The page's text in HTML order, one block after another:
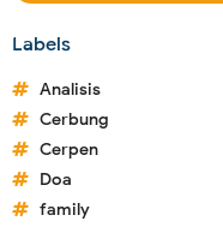
Labels
Analisis
Cerbung
Cerpen
Doa
family